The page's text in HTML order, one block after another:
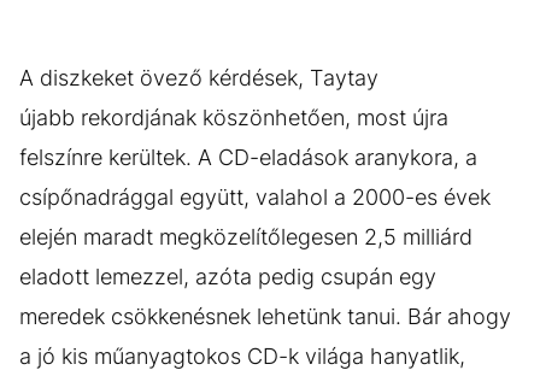
A diszkeket övező kérdések, Taytay
újabb rekordjának köszönhetően, most újra
felszínre kerültek. A CD-eladások aranykora, a
csípőnadrággal együtt, valahol a 2000-es évek
elején maradt megközelítőlegesen 2,5 milliárd
eladott lemezzel, azóta pedig csupán egy
meredek csökkenésnek lehetünk tanui. Bár ahogy
a jó kis műanyagtokos CD-k világa hanyatlik,